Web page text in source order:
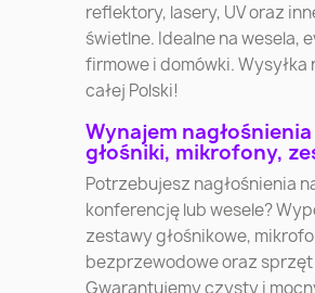
reflektory, lasery, UV oraz
świetlne. Idealne na wesela,
firmowe i domówki. Wysyłka
całej Polski!
Wynajem nagłośnienia
głośniki, mikrofony,
Potrzebujesz nagłośnienia
konferencję lub wesele?
zestawy głośnikowe,
bezprzewodowe oraz sprzęt